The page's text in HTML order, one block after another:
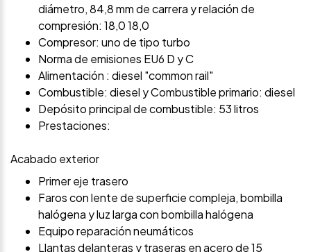
diámetro, 84,8 mm de carrera y relación de
compresión: 18,0 18,0
Compresor: uno de tipo turbo
Norma de emisiones EU6 D y C
Alimentación : diesel "common rail"
Combustible: diesel y Combustible primario: diesel
Depósito principal de combustible: 53 litros
Prestaciones:
Acabado exterior
Primer eje trasero
Faros con lente de superficie compleja, bombilla
halógena y luz larga con bombilla halógena
Equipo reparación neumáticos
Llantas delanteras y traseras en acero de 15